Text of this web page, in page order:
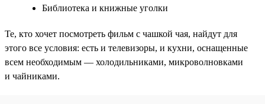
Библиотека и книжные уголки
Те, кто хочет посмотреть фильм с чашкой чая, найдут для
этого все условия: есть и телевизоры, и кухни, оснащенные
всем необходимым — холодильниками, микроволновками
и чайниками.